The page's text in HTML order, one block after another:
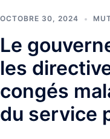
OCTOBRE 30, 2024
Le
les
congés
du service